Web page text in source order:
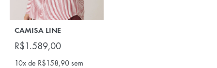
CAMISA LINE
R$1.589,00
10x de R$158,90 sem